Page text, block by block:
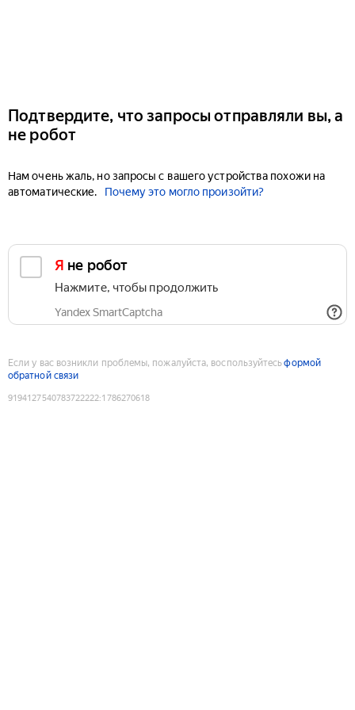
Подтвердите, что запросы отправляли вы, а
не робот
Нам очень жаль, но запросы с вашего устройства похожи на
автоматические.
Почему это могло произойти?
Я не робот
Нажмите, чтобы продолжить
Yandex SmartCaptcha
Если у вас возникли проблемы, пожалуйста, воспользуйтесьформой
обратной связи
9194127540783722222:1786270618